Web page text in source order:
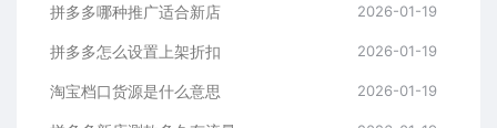
拼多多哪种推广适合新店 2026-01-19
拼多多怎么设置上架折扣 2026-01-19
淘宝档口货源是什么意思 2026-01-19